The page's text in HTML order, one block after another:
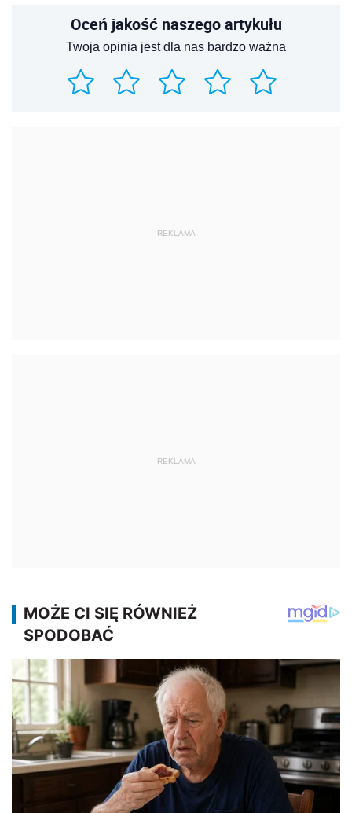
Oceń jakość naszego artykułu
Twoja opinia jest dla nas bardzo ważna
REKLAMA
REKLAMA